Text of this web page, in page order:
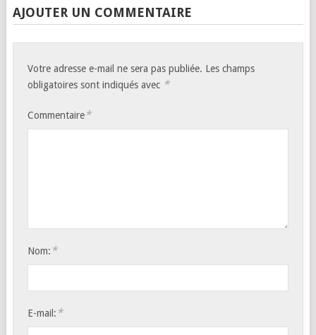
AJOUTER UN COMMENTAIRE
Votre adresse e-mail ne sera pas publiée. Les champs
obligatoires sont indiqués avec *
Commentaire*
Nom: *
E-mail: *